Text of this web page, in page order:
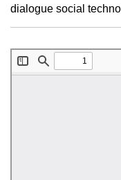
dialogue social